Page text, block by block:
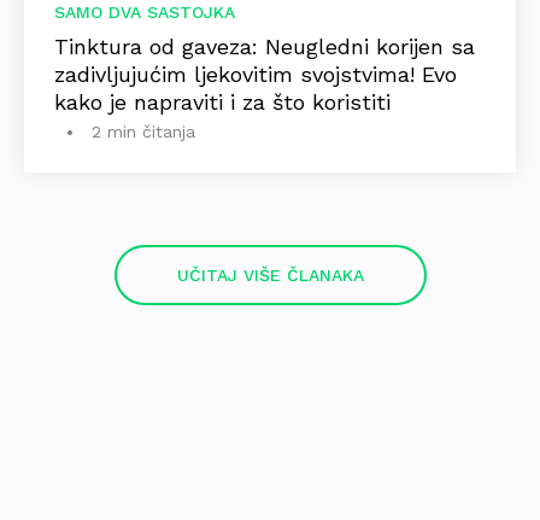
SAMO DVA SASTOJKA
Tinktura od gaveza: Neugledni korijen sa
zadivljujućim ljekovitim svojstvima! Evo
kako je napraviti i za što koristiti
2 min čitanja
UČITAJ VIŠE ČLANAKA